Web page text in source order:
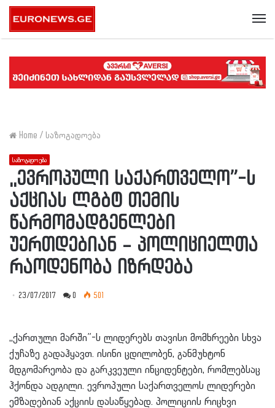
Home / საზოგადოება
საზოგადოება
,,ევროპული საქართველო”-ს
აქციას ლგბტ თემის
წარმომადგენლები
უერთდებიან – პოლიციელთა
რაოდენობა იზრდება
23/07/2017 0 501
,,ქართული მარში”-ს ლიდერებს თავისი მომხრეები სხვა
ქუჩაზე გადაჰყავთ. ისინი ცდილობენ, განმუხტონ
მდგომარეობა და გარკვეული ინციდენტები, რომლებსაც
ჰქონდა ადგილი. ევროპული საქართველოს ლიდერები
ემზადებიან აქციის დასაწყებად. პოლიციის რიცხვი